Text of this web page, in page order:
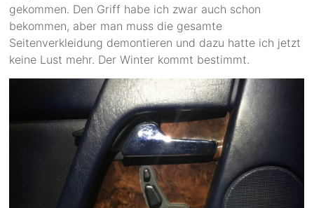
gekommen. Den Griff habe ich zwar auch schon
bekommen, aber man muss die gesamte
Seitenverkleidung demontieren und dazu hatte ich jetzt
keine Lust mehr. Der Winter kommt bestimmt.